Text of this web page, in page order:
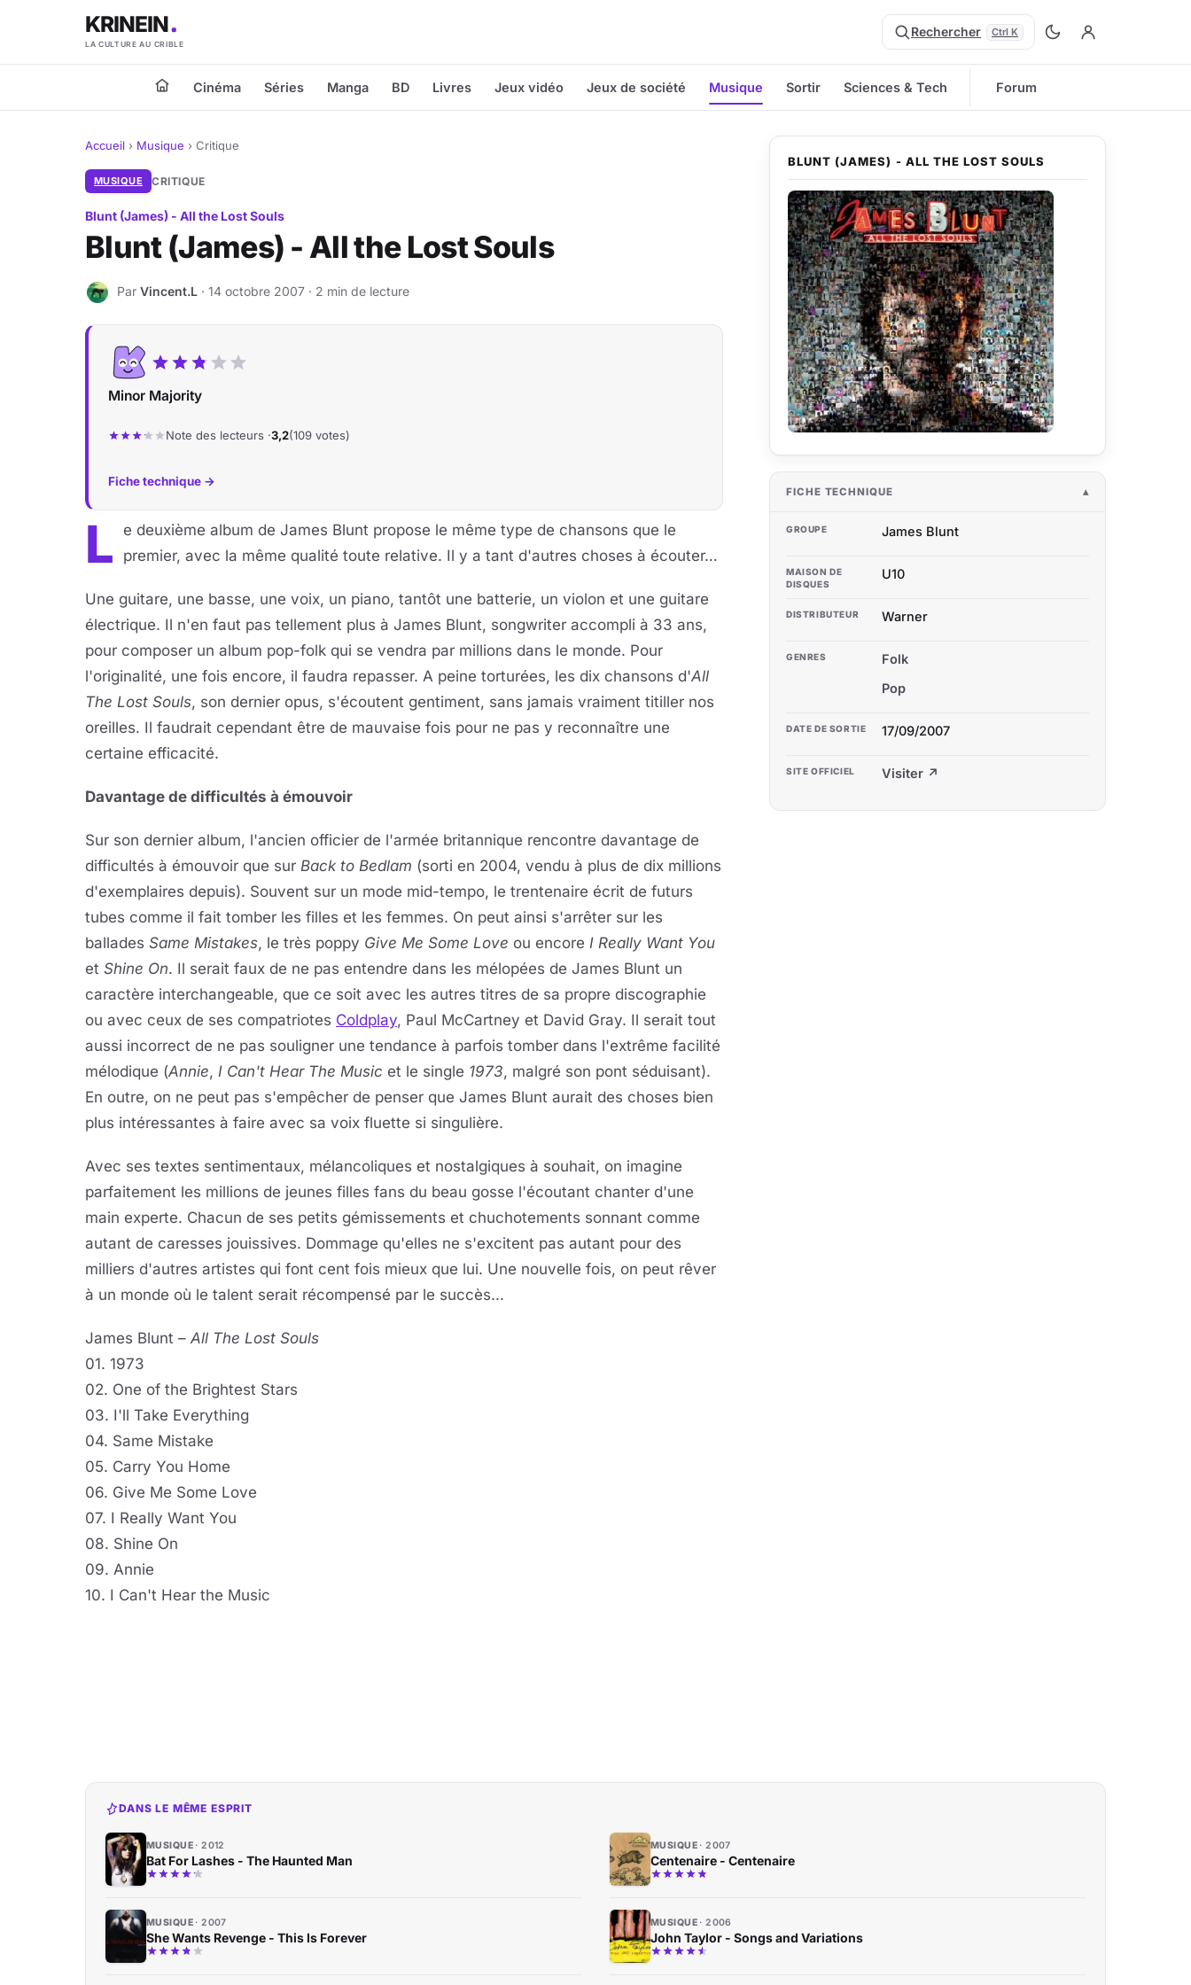
KRINEIN
LA CULTURE AU CRIBLE
Rechercher Ctrl K
Cinéma Séries Manga BD Livres Jeux vidéo Jeux de société Musique Sortir Sciences & Tech Forum
Accueil › Musique › Critique
MUSIQUE CRITIQUE
Blunt (James) - All the Lost Souls
Blunt (James) - All the Lost Souls
V Par Vincent.L · 14 octobre 2007 · 2 min de lecture
Minor Majority
Note des lecteurs ·3,2(109 votes)
Fiche technique →
L
e deuxième album de James Blunt propose le même type de chansons que le
premier, avec la même qualité toute relative. Il y a tant d'autres choses à écouter…
Une guitare, une basse, une voix, un piano, tantôt une batterie, un violon et une guitare
électrique. Il n'en faut pas tellement plus à James Blunt, songwriter accompli à 33 ans,
pour composer un album pop-folk qui se vendra par millions dans le monde. Pour
l'originalité, une fois encore, il faudra repasser. A peine torturées, les dix chansons d'All
The Lost Souls, son dernier opus, s'écoutent gentiment, sans jamais vraiment titiller nos
oreilles. Il faudrait cependant être de mauvaise fois pour ne pas y reconnaître une
certaine efficacité.
Davantage de difficultés à émouvoir
Sur son dernier album, l'ancien officier de l'armée britannique rencontre davantage de
difficultés à émouvoir que sur Back to Bedlam (sorti en 2004, vendu à plus de dix millions
d'exemplaires depuis). Souvent sur un mode mid-tempo, le trentenaire écrit de futurs
tubes comme il fait tomber les filles et les femmes. On peut ainsi s'arrêter sur les
ballades Same Mistakes, le très poppy Give Me Some Love ou encore I Really Want You
et Shine On. Il serait faux de ne pas entendre dans les mélopées de James Blunt un
caractère interchangeable, que ce soit avec les autres titres de sa propre discographie
ou avec ceux de ses compatriotes Coldplay, Paul McCartney et David Gray. Il serait tout
aussi incorrect de ne pas souligner une tendance à parfois tomber dans l'extrême facilité
mélodique (Annie, I Can't Hear The Music et le single 1973, malgré son pont séduisant).
En outre, on ne peut pas s'empêcher de penser que James Blunt aurait des choses bien
plus intéressantes à faire avec sa voix fluette si singulière.
Avec ses textes sentimentaux, mélancoliques et nostalgiques à souhait, on imagine
parfaitement les millions de jeunes filles fans du beau gosse l'écoutant chanter d'une
main experte. Chacun de ses petits gémissements et chuchotements sonnant comme
autant de caresses jouissives. Dommage qu'elles ne s'excitent pas autant pour des
milliers d'autres artistes qui font cent fois mieux que lui. Une nouvelle fois, on peut rêver
à un monde où le talent serait récompensé par le succès...
James Blunt – All The Lost Souls
01. 1973
02. One of the Brightest Stars
03. I'll Take Everything
04. Same Mistake
05. Carry You Home
06. Give Me Some Love
07. I Really Want You
08. Shine On
09. Annie
10. I Can't Hear the Music
BLUNT (JAMES) - ALL THE LOST SOULS
FICHE TECHNIQUE
GROUPE James Blunt
MAISON DE
DISQUES
U10
DISTRIBUTEUR Warner
GENRES
Folk
Pop
DATE DE SORTIE 17/09/2007
SITE OFFICIEL Visiter ↗
DANS LE MÊME ESPRIT
MUSIQUE 2012
Bat For Lashes - The Haunted Man
MUSIQUE 2007
Centenaire - Centenaire
MUSIQUE 2007
She Wants Revenge - This Is Forever
MUSIQUE 2006
John Taylor - Songs and Variations